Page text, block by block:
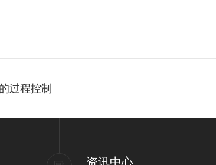
过程控制
资讯中心